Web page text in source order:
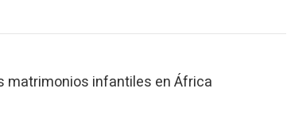
matrimonios infantiles en África